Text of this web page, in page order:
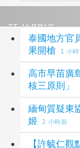
延伸閱讀
泰國地方官
果開槍
1 小
高市早苗廣
核三原則」
緬甸質疑東
姬
2 小時前
【許毓仁